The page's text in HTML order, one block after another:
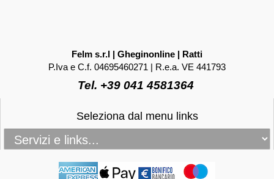
Felm s.r.l | Gheginonline | Ratti
P.Iva e C.f. 04695460271 | R.e.a. VE 441793
Tel. +39 041 4581364
Seleziona dal menu links